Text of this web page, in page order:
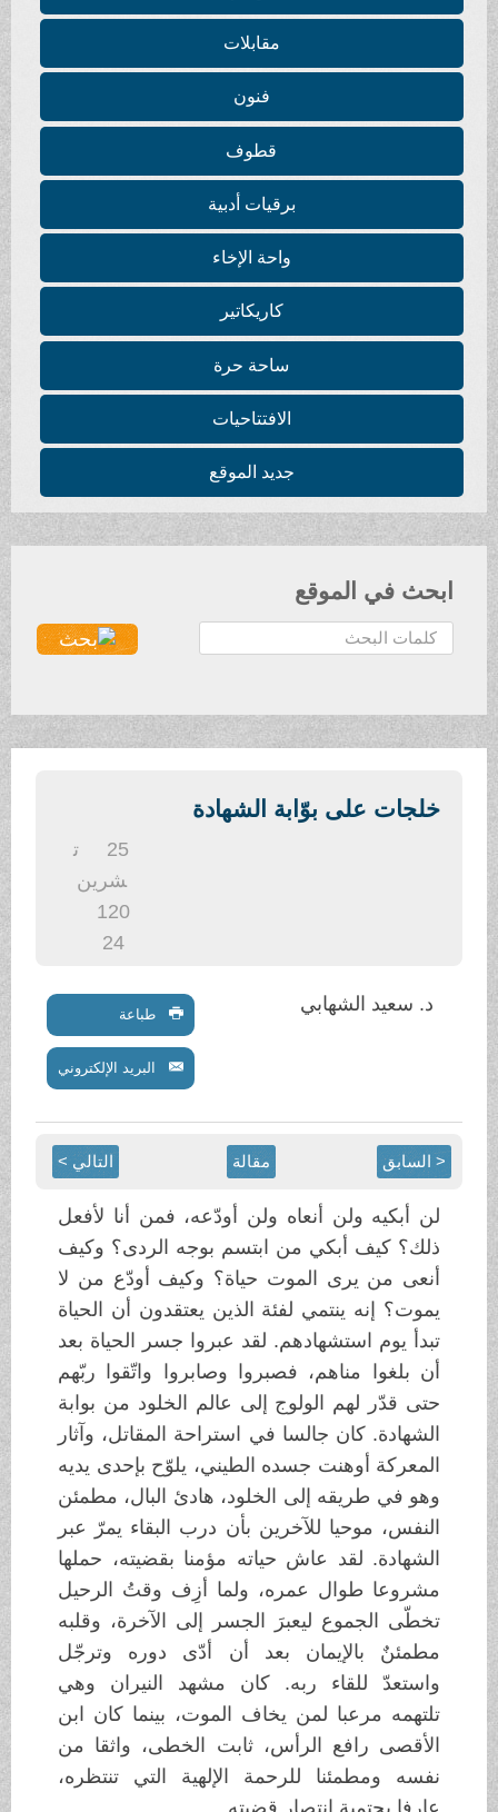
مقابلات
فنون
قطوف
برقيات أدبية
واحة الإخاء
كاريكاتير
ساحة حرة
الافتتاحيات
جديد الموقع
ابحث في الموقع
ح
ث
خلجات على بوّابة الشهادة
شرين
120
24
د. سعيد الشهابي طباعة
البريد الإلكتروني
< السابق مقالة التالي >
لن أبكيه ولن أنعاه ولن أودّعه، فمن أنا لأفعل
ذلك؟ كيف أبكي من ابتسم بوجه الردى؟ وكيف
أنعى من يرى الموت حياة؟ وكيف أودّع من لا
يموت؟ إنه ينتمي لفئة الذين يعتقدون أن الحياة
تبدأ يوم استشهادهم. لقد عبروا جسر الحياة بعد
أن بلغوا مناهم، فصبروا وصابروا واتّقوا ربّهم
حتى قدّر لهم الولوج إلى عالم الخلود من بوابة
الشهادة. كان جالسا في استراحة المقاتل، وآثار
المعركة أوهنت جسده الطيني، يلوّح بإحدى يديه
وهو في طريقه إلى الخلود، هادئ البال، مطمئن
النفس، موحيا للآخرين بأن درب البقاء يمرّ عبر
الشهادة. لقد عاش حياته مؤمنا بقضيته، حملها
مشروعا طوال عمره، ولما أزِف وقتُ الرحيل
تخطّى الجموع ليعبرَ الجسر إلى الآخرة، وقلبه
مطمئنٌ بالإيمان بعد أن أدّى دوره وترجّل
واستعدّ للقاء ربه. كان مشهد النيران وهي
تلتهمه مرعبا لمن يخاف الموت، بينما كان ابن
الأقصى رافع الرأس، ثابت الخطى، واثقا من
نفسه ومطمئنا للرحمة الإلهية التي تنتظره،
عارفا بحتمية انتصار قضيته.